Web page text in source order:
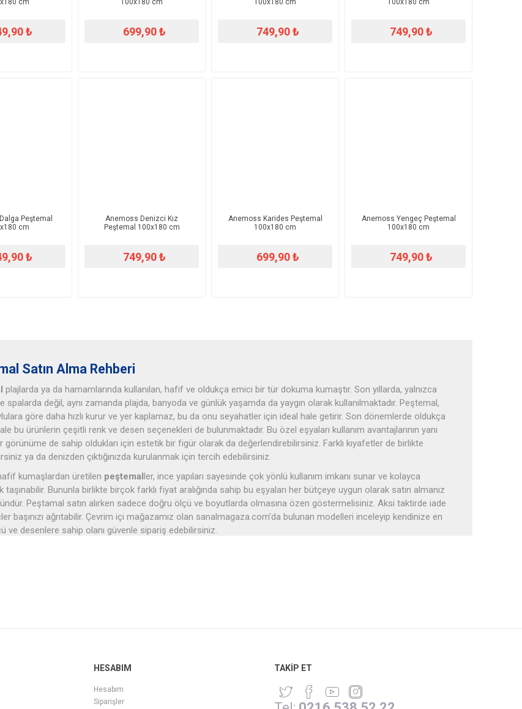
cm
₺
100x180 cm
699,90 ₺
100x180 cm
749,90 ₺
100x180 cm
749,90 ₺
Peştemal
cm
₺
Anemoss Denizci Kız
Peştemal 100x180 cm
749,90 ₺
Anemoss Karides Peştemal
100x180 cm
699,90 ₺
Anemoss Yengeç Peştemal
100x180 cm
749,90 ₺
Satın Alma Rehberi
plajlarda ya da hamamlarında kullanılan, hafif ve oldukça emici bir tür dokuma kumaştır. Son yıllarda, yalnızca
spalarda değil, aynı zamanda plajda, banyoda ve günlük yaşamda da yaygın olarak kullanılmaktadır. Peştemal,
göre daha hızlı kurur ve yer kaplamaz, bu da onu seyahatler için ideal hale getirir. Son dönemlerde oldukça
bu ürünlerin çeşitli renk ve desen seçenekleri de bulunmaktadır. Bu özel eşyaları kullanım avantajlarının yanı
görünüme de sahip oldukları için estetik bir figür olarak da değerlendirebilirsiniz. Farklı kıyafetler de birlikte
ya da denizden çıktığınızda kurulanmak için tercih edebilirsiniz.
kumaşlardan üretilen peştemaller, ince yapıları sayesinde çok yönlü kullanım imkanı sunar ve kolayca
taşınabilir. Bununla birlikte birçok farklı fiyat aralığında sahip bu eşyaları her bütçeye uygun olarak satın almanız
Peştamal satın alırken sadece doğru ölçü ve boyutlarda olmasına özen göstermelisiniz. Aksi taktirde iade
başınızı ağrıtabilir. Çevrim içi mağazamız olan sanalmagaza.com’da bulunan modelleri inceleyip kendinize en
ve desenlere sahip olanı güvenle sipariş edebilirsiniz.
geleneksel kıyafetler gibi ürünlere de sahiptir. Gel gelelelim son dönemlerin en öne çıkan parçası ise
ihtiyaçlara yönelik değişkenlik gösterebilen bu ürünler, değişik çeşitleri ile de çok sık tercih edilir. Çünkü farklı
hamam, örtü vebornoz gibi birçok frklı ürün çeşidi yerine rahatlıkla kullanılabilir. Meselahamam
HESABIM
Hesabım
Siparişler
TAKIP ET